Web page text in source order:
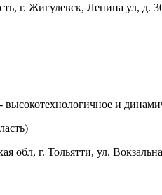
г. Жигулевск, Ленина ул, д.
и
обл, г. Тольятти, ул.